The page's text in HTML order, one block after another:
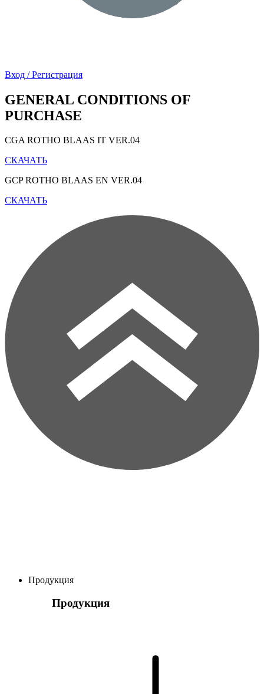
Вход / Регистрация
GENERAL CONDITIONS OF
PURCHASE
CGA ROTHO BLAAS IT VER.04
СКАЧАТЬ
GCP ROTHO BLAAS EN VER.04
СКАЧАТЬ
Продукция
Продукция